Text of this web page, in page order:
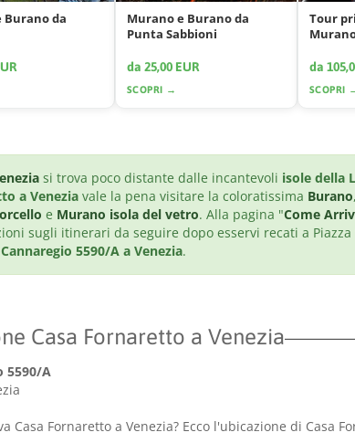
Burano da
Murano e Burano da
Punta Sabbioni
da 25,00 EUR
SCOPRI →
Tour
da
SCOPRI
si trova poco distante dalle incantevoli isole della
a Venezia vale la pena visitare la coloratissima Burano
e Murano isola del vetro. Alla pagina "Come
sugli itinerari da seguire dopo esservi recati a
Cannaregio 5590/A a Venezia.
Casa Fornaretto a Venezia
5590/A
Casa Fornaretto a Venezia? Ecco l'ubicazione di Casa